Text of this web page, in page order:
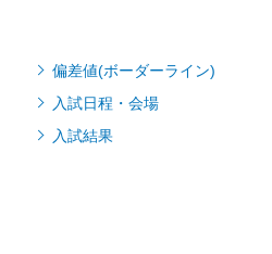
偏差値(ボーダーライン)
入試日程・会場
入試結果